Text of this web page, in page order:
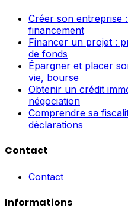
Créer son entreprise
financement
Financer un projet :
de fonds
Épargner et placer
vie, bourse
Obtenir un crédit
négociation
Comprendre sa
déclarations
Contact
Contact
Informations